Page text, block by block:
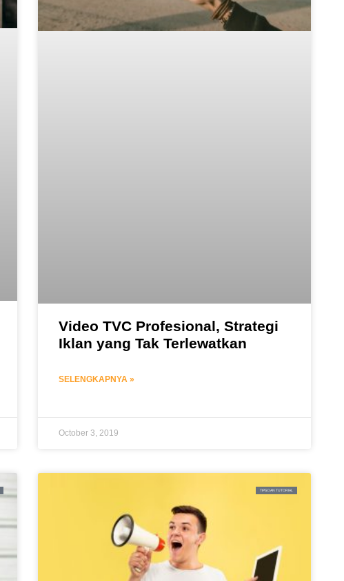
Video TVC Profesional, Strategi
Iklan yang Tak Terlewatkan
SELENGKAPNYA »
October 3, 2019
TIPS DAN TUTORIAL